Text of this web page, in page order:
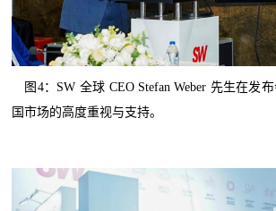
图4：SW 全球 CEO Stefan Weber 先生在发
国市场的高度重视与支持。